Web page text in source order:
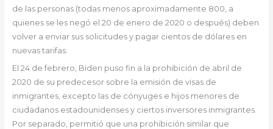
de las personas (todas menos aproximadamente 800, a
quienes se les negó el 20 de enero de 2020 o después) deben
volver a enviar sus solicitudes y pagar cientos de dólares en
nuevas tarifas.
El 24 de febrero, Biden puso fin a la prohibición de abril de
2020 de su predecesor sobre la emisión de visas de
inmigrantes, excepto las de cónyuges e hijos menores de
ciudadanos estadounidenses y ciertos inversores inmigrantes.
Por separado, permitió que una prohibición similar que